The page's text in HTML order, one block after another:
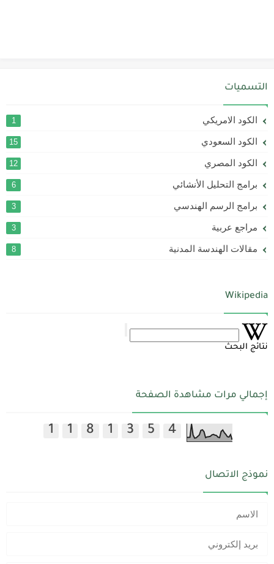
التسميات
الكود الامريكي 1
الكود السعودي 15
الكود المصري 12
برامج التحليل الأنشائي 6
برامج الرسم الهندسي 3
مراجع عربية 3
مقالات الهندسة المدنية 8
Wikipedia
نتائج البحث
إجمالي مرات مشاهدة الصفحة
1 1 8 1 3 5 4
نموذج الاتصال